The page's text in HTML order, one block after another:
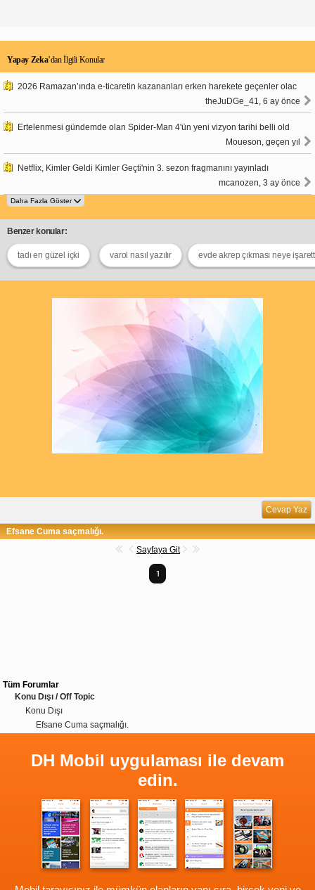
Yapay Zeka’dan İlgili Konular
2026 Ramazan’ında e-ticaretin kazananları erken harekete geçenler olac
theJuDGe_41, 6 ay önce
Ertelenmesi gündemde olan Spider-Man 4'ün yeni vizyon tarihi belli old
Moueson, geçen yıl
Netflix, Kimler Geldi Kimler Geçti'nin 3. sezon fragmanını yayınladı
mcanozen, 3 ay önce
Benzer konular:
tadı en güzel içki varol nasıl yazılır evde akrep çıkması neye
Cevap Yaz
Efsane Cuma saçmalığı.
Sayfaya Git
1
Tüm Forumlar
Konu Dışı / Off Topic
Konu Dışı
Efsane Cuma saçmalığı.
DH Mobil uygulaması ile devam
edin.